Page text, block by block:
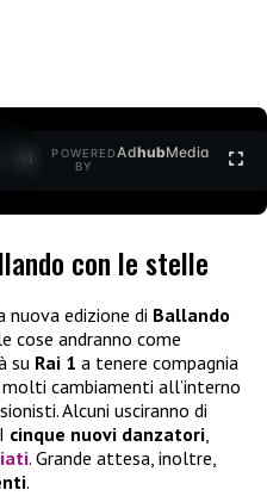
POWERED
BY
AdhubMedia
con le stelle
nuova edizione di Ballando
cose andranno come
su Rai 1 a tenere compagnia
molti cambiamenti all’interno
Alcuni usciranno di
cinque nuovi danzatori,
. Grande attesa, inoltre,
.